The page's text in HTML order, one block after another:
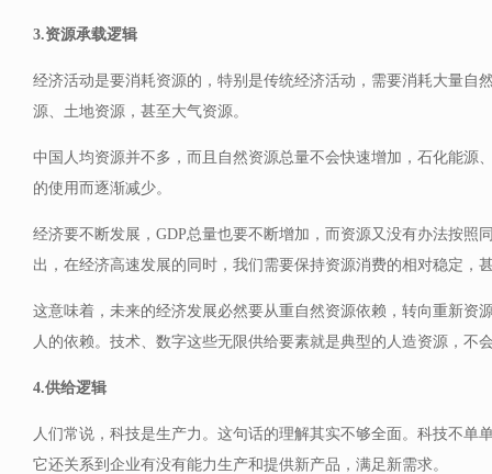
3.资源承载逻辑
经济活动是要消耗资源的，特别是传统经济活动，需要消耗大量自
源、土地资源，甚至大气资源。
中国人均资源并不多，而且自然资源总量不会快速增加，石化能源
的使用而逐渐减少。
经济要不断发展，GDP总量也要不断增加，而资源又没有办法按照
出，在经济高速发展的同时，我们需要保持资源消费的相对稳定，
这意味着，未来的经济发展必然要从重自然资源依赖，转向重新资
人的依赖。技术、数字这些无限供给要素就是典型的人造资源，不
4.供给逻辑
人们常说，科技是生产力。这句话的理解其实不够全面。科技不单
它还关系到企业有没有能力生产和提供新产品，满足新需求。